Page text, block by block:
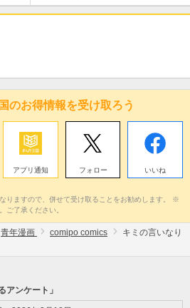
のお得情報を受け取ろう
アプリ通知 フォロー いいね
りますので、併せて受け取ることをお勧めします。 ※
ご了承ください。
青年漫画 comipo comics
キミの言いなり
アンケート」